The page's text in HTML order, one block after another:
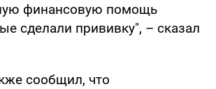
финансовую помощь
сделали прививку", – сказал
сообщил, что